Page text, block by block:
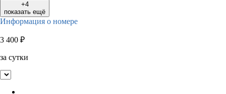
+4
показать ещё
Информация о номере
3 400 ₽
за сутки